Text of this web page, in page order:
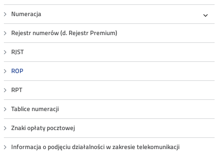
Numeracja
Rejestr numerów (d. Rejestr Premium)
RJST
ROP
RPT
Tablice numeracji
Znaki opłaty pocztowej
Informacja o podjęciu działalności w zakresie telekomunikacji